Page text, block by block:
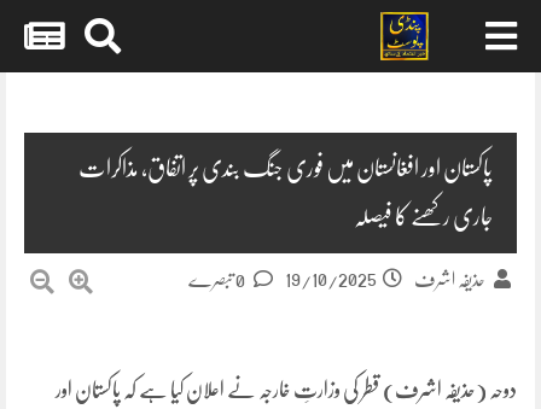
پاکستان اور افغانستان میں فوری جنگ بندی پر اتفاق، مذاکرات
جاری رکھنے کا فیصلہ
حذیفہ اشرف 19/10/2025
دوحہ (حذیفہ اشرف) قطر کی وزارتِ خارجہ نے اعلان کیا ہے کہ پاکستان اور